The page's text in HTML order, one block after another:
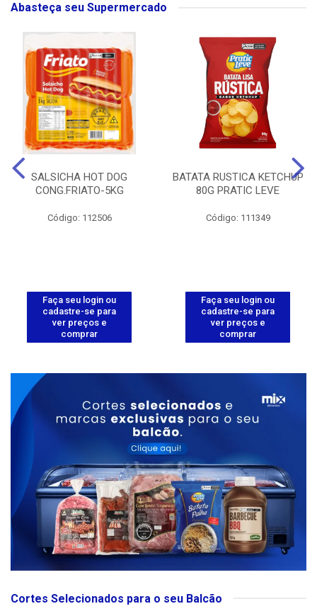
Abasteça seu Supermercado
SALSICHA HOT DOG
CONG.FRIATO-5KG
Código: 112506
Faça seu login ou
cadastre-se para
ver preços e
comprar
BATATA RUSTICA KETCHUP
80G PRATIC LEVE
Código: 111349
Faça seu login ou
cadastre-se para
ver preços e
comprar
Cortes Selecionados para o seu Balcão